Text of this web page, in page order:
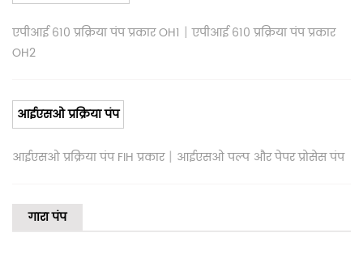
एपीआई 610 प्रक्रिया पंप प्रकार OH1 |एपीआई 610 प्रक्रिया पंप प्रकार
OH2
आईएसओ प्रक्रिया पंप
आईएसओ प्रक्रिया पंप FIH प्रकार| आईएसओ पल्प और पेपर प्रोसेस पंप
गारा पंप